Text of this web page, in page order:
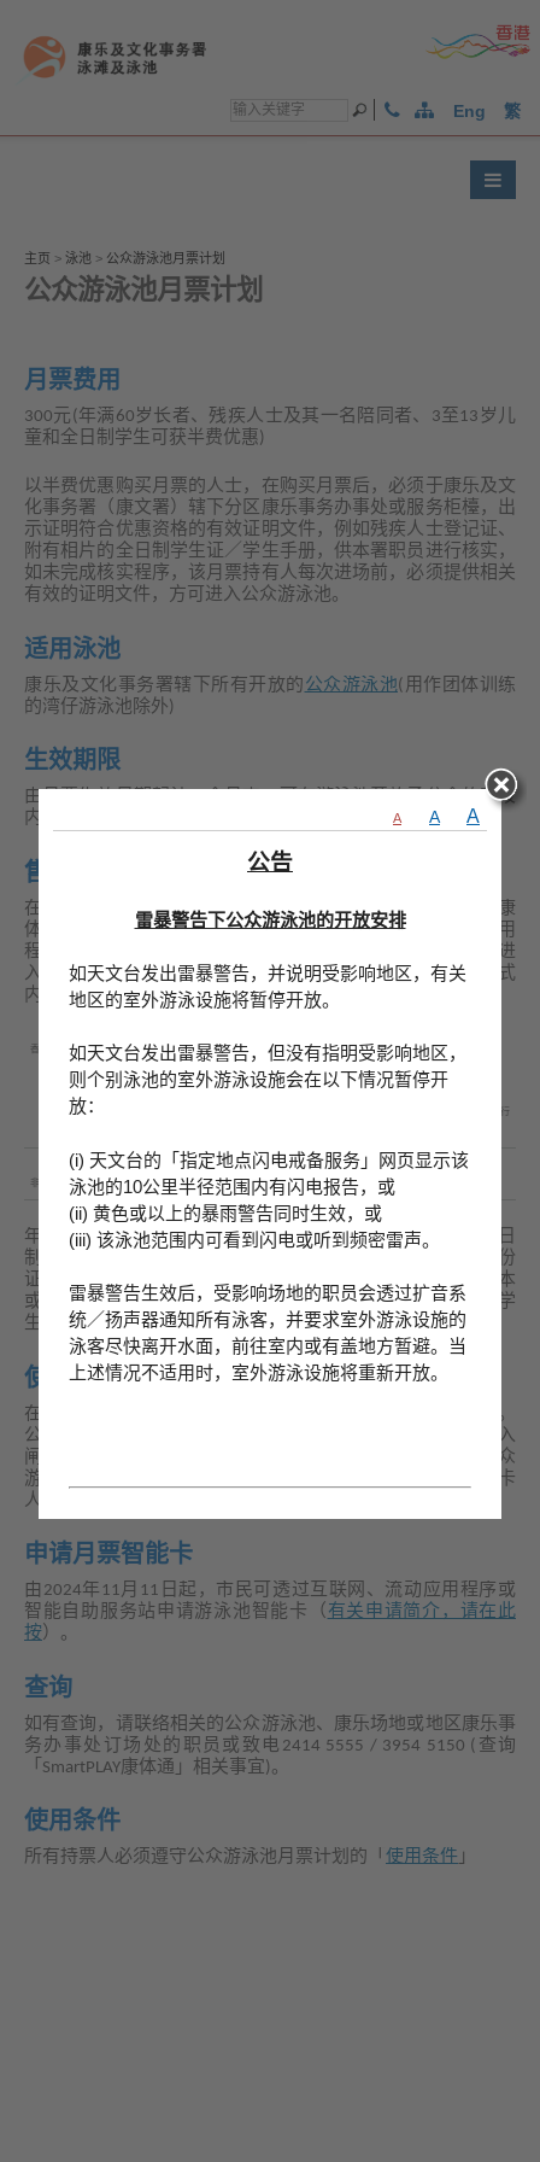
Eng 繁
主页 > 泳池 > 公众游泳池月票计划
公众游泳池月票计划
月票费用
300元(年满60岁长者、残疾人士及其一名陪同者、3至13岁儿
童和全日制学生可获半费优惠)
以半费优惠购买月票的人士，在购买月票后，必须于康乐及文
化事务署（康文署）辖下分区康乐事务办事处或服务柜檯，出
示证明符合优惠资格的有效证明文件，例如残疾人士登记证、
附有相片的全日制学生证／学生手册，供本署职员进行核实，
如未完成核实程序，该月票持有人每次进场前，必须提供相关
有效的证明文件，方可进入公众游泳池。
适用泳池
康乐及文化事务署辖下所有开放的 公众游泳池(用作团体训练
的湾仔游泳池除外)
生效期限
由月票生效日期起计一个月内，可在游泳池开放予公众的时段
内无限次使用
售票及入场方式
在「SmartPLAY康体通」推出后，市民必须完成「SmartPLAY康
体通」用户登记后，才可于「SmartPLAY康体通」的流动应用
程式、互联网或智能自助服务站内购买月票。月票持有人在进
入公众游泳池前，需出示「SmartPLAY康体通」流动应用程式
内有效的电子月票，并出示下列身份证明文件(正本或副本)：
香港居民 1. 香港身份证(正本或副本)；或
2. 香港特别行政区护照（正本或副本）；或
适用于11岁以下儿童：出生证明书／签证身份书／回港证／前往港澳通行
非香港居民 有效旅游证件(例如：护照、往来港澳通行证(即「双程证」)) (正本或副本)
年满60岁长者、残疾人士及一名陪同者、3至13岁儿童和全日
制学生可获半费优惠。享有半费优惠的持票人除出示上述身份
证明文件外，亦须提供证明符合优惠资格的有效证明文件正本
或副本，例如残疾人士登记证、附有相片的全日制学生证╱学
生手册，以供查核。
使用月票智能卡 入闸方便又快捷
在SmartPLAY系统推出后，现行的智能卡系统仍会继续运作。
公众游泳池月票持有人于月票有效期内，可凭智能卡经指定入
闸机进入所有公众游泳池(湾仔游泳池除外)。持卡人进入公众
游泳池时，必须出示智能卡，供泳池职员核对卡上照片与持卡
人的样貌，以确定身份。
申请月票智能卡
由2024年11月11日起，市民可透过互联网、流动应用程序或
智能自助服务站申请游泳池智能卡（ 有关申请简介，请在此
按）。
查询
如有查询，请联络相关的公众游泳池、康乐场地或地区康乐事
务办事处订场处的职员或致电2414 5555 / 3954 5150 (查询
「SmartPLAY康体通」相关事宜)。
使用条件
所有持票人必须遵守公众游泳池月票计划的「 使用条件 」
(
A
(
A
(
A
公告
雷暴警告下公众游泳池的开放安排
如天文台发出雷暴警告，并说明受影响地区，有关
地区的室外游泳设施将暂停开放。
如天文台发出雷暴警告，但没有指明受影响地区，
则个别泳池的室外游泳设施会在以下情况暂停开
放：
(i) 天文台的「指定地点闪电戒备服务」网页显示该
泳池的10公里半径范围内有闪电报告，或
(ii) 黄色或以上的暴雨警告同时生效，或
(iii) 该泳池范围内可看到闪电或听到频密雷声。
雷暴警告生效后，受影响场地的职员会透过扩音系
统／扬声器通知所有泳客，并要求室外游泳设施的
泳客尽快离开水面，前往室内或有盖地方暂避。当
上述情况不适用时，室外游泳设施将重新开放。